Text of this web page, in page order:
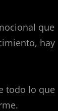
que
hay
todo lo que